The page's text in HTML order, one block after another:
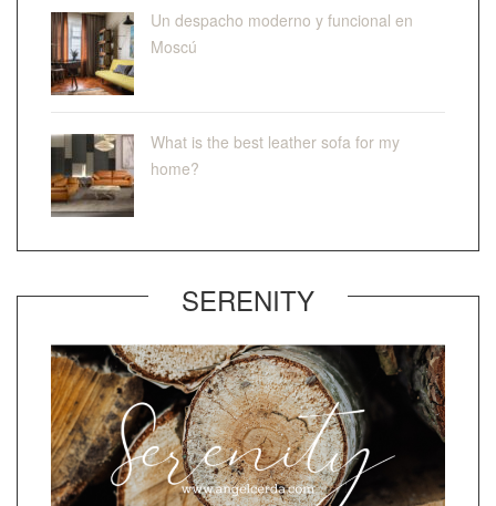
Un despacho moderno y funcional en
Moscú
What is the best leather sofa for my
home?
SERENITY